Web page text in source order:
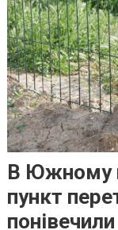
В Южному
пункт